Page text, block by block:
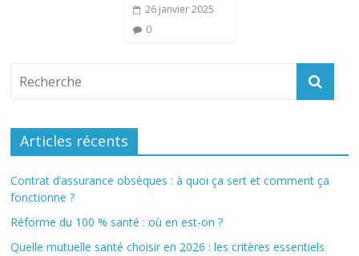
26 janvier 2025
0
Articles récents
Contrat d’assurance obsèques : à quoi ça sert et comment ça
fonctionne ?
Réforme du 100 % santé : où en est-on ?
Quelle mutuelle santé choisir en 2026 : les critères essentiels